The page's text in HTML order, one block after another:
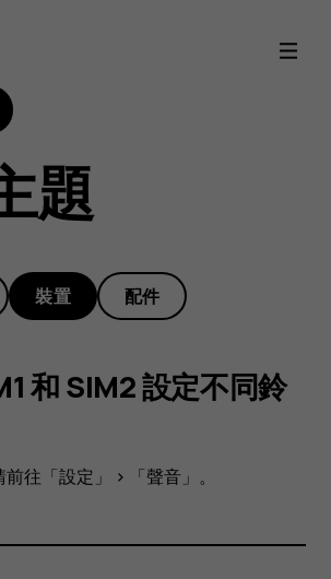
題
裝置
配件
和 SIM2 設定不同鈴
前往 「設定」 > 「聲音」 。